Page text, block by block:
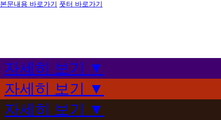
본문내용 바로가기 풋터 바로가기
자세히 보기 ▼
자세히 보기 ▼
자세히 보기 ▼